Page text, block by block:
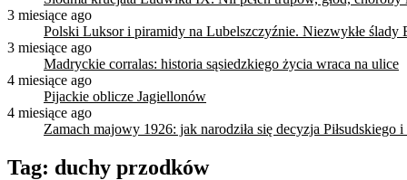
3 miesiące ago
Polski Luksor i piramidy na Lubelszczyźnie. Niezwykłe ślady
3 miesiące ago
Madryckie corralas: historia sąsiedzkiego życia wraca na ulice
4 miesiące ago
Pijackie oblicze Jagiellonów
4 miesiące ago
Zamach majowy 1926: jak narodziła się decyzja
Tag: duchy przodków